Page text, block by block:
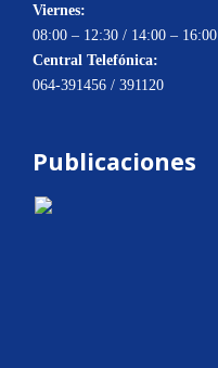
Viernes:
08:00 – 12:30 / 14:00 – 16:00
Central Telefónica:
064-391456 / 391120
Publicaciones